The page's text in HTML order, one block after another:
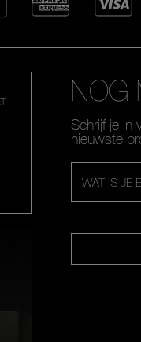
NOG
Schrijf je in
nieuwste
WAT IS JE